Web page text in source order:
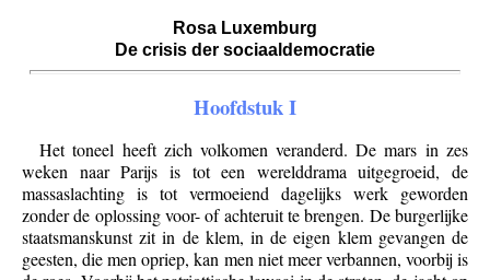
Rosa Luxemburg
De crisis der sociaaldemocratie
Hoofdstuk I
Het toneel heeft zich volkomen veranderd. De mars in zes
weken naar Parijs is tot een werelddrama uitgegroeid, de
massaslachting is tot vermoeiend dagelijks werk geworden
zonder de oplossing voor- of achteruit te brengen. De burgerlijke
staatsmanskunst zit in de klem, in de eigen klem gevangen de
geesten, die men opriep, kan men niet meer verbannen, voorbij is